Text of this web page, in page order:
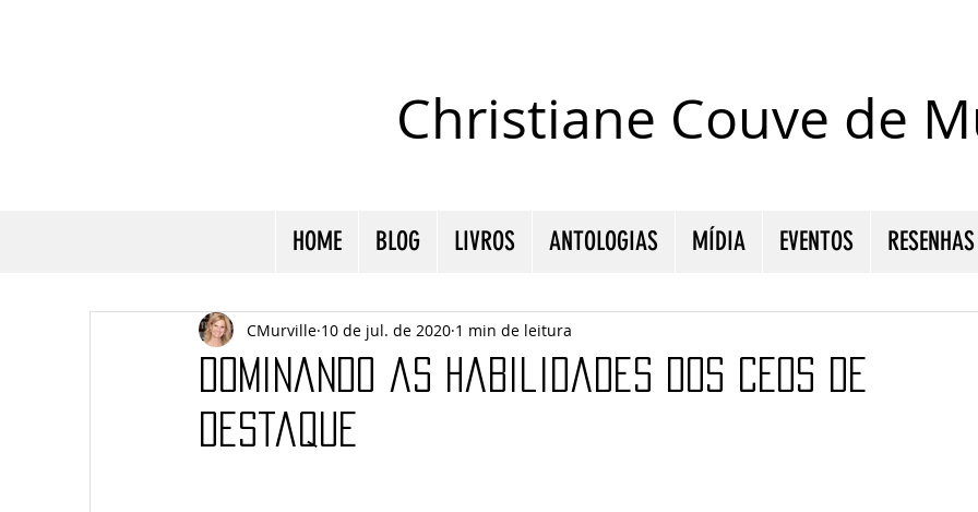
Christiane Couve de
HOME BLOG LIVROS ANTOLOGIAS MÍDIA EVENTOS RESENHAS
Dominando as habilidades dos CEOs de
destaque
CMurville 10 de jul. de 2020 1 min de leitura